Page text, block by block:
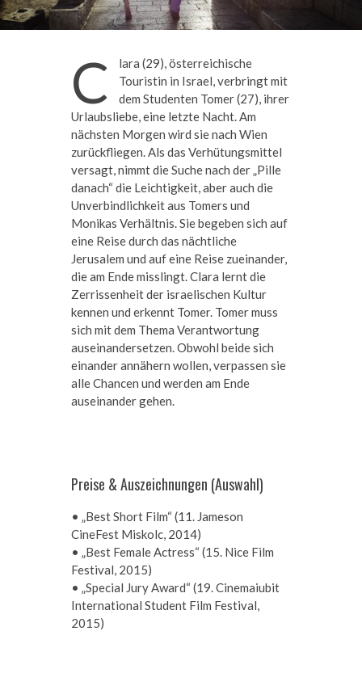
C
lara (29), österreichische
Touristin in Israel, verbringt mit
dem Studenten Tomer (27), ihrer
Urlaubsliebe, eine letzte Nacht. Am
nächsten Morgen wird sie nach Wien
zurückfliegen. Als das Verhütungsmittel
versagt, nimmt die Suche nach der „Pille
danach“ die Leichtigkeit, aber auch die
Unverbindlichkeit aus Tomers und
Monikas Verhältnis. Sie begeben sich auf
eine Reise durch das nächtliche
Jerusalem und auf eine Reise zueinander,
die am Ende misslingt. Clara lernt die
Zerrissenheit der israelischen Kultur
kennen und erkennt Tomer. Tomer muss
sich mit dem Thema Verantwortung
auseinandersetzen. Obwohl beide sich
einander annähern wollen, verpassen sie
alle Chancen und werden am Ende
auseinander gehen.
Preise & Auszeichnungen (Auswahl)
• „Best Short Film“ (11. Jameson
CineFest Miskolc, 2014)
• „Best Female Actress“ (15. Nice Film
Festival, 2015)
• „Special Jury Award“ (19. Cinemaiubit
International Student Film Festival,
2015)